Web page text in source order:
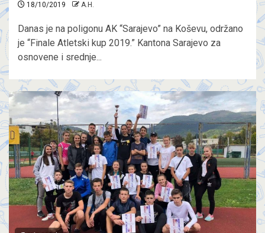
18/10/2019 A.H.
Danas je na poligonu AK “Sarajevo” na Koševu, održano
je “Finale Atletski kup 2019.” Kantona Sarajevo za
osnovene i srednje...